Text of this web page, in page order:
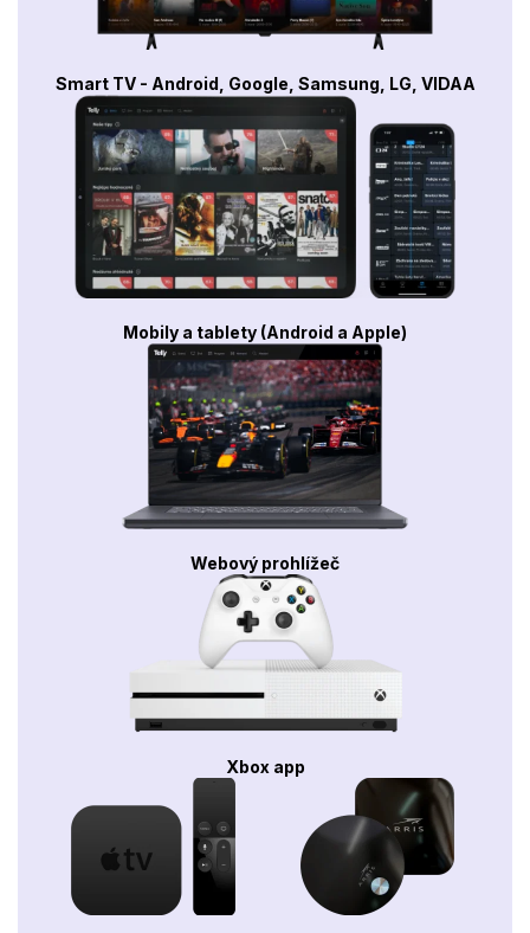
Smart TV - Android, Google, Samsung, LG, VIDAA
Mobily a tablety (Android a Apple)
Webový prohlížeč
Xbox app